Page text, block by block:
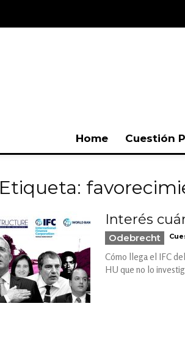
Home Cuestión
Etiqueta:
Interés
Odebrecht
Cómo llega el IFC
HU que no lo